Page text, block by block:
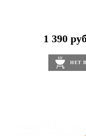
1 390
НЕТ